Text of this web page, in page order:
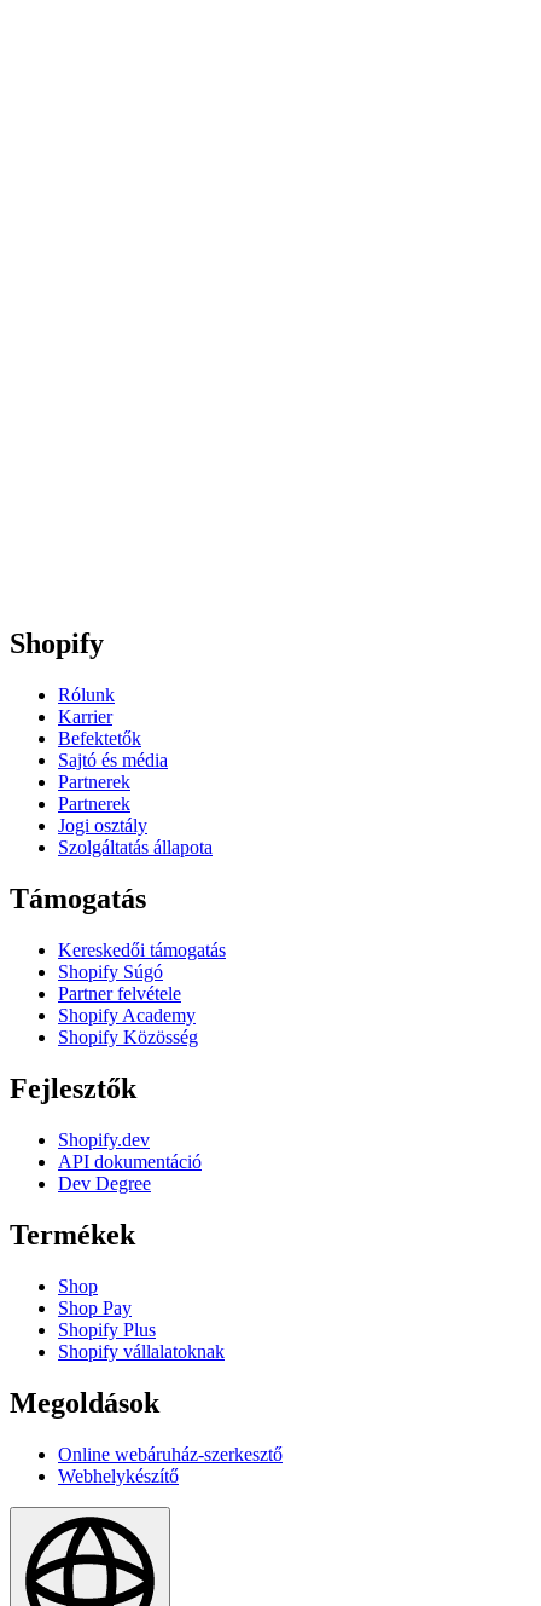
Shopify
Rólunk
Karrier
Befektetők
Sajtó és média
Partnerek
Partnerek
Jogi osztály
Szolgáltatás állapota
Támogatás
Kereskedői támogatás
Shopify Súgó
Partner felvétele
Shopify Academy
Shopify Közösség
Fejlesztők
Shopify.dev
API dokumentáció
Dev Degree
Termékek
Shop
Shop Pay
Shopify Plus
Shopify vállalatoknak
Megoldások
Online webáruház-szerkesztő
Webhelykészítő